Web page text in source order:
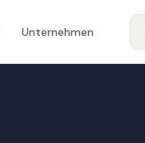
Unternehmen